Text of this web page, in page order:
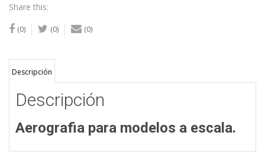
Share this:
(0) (0) (0)
Descripción
Descripción
Aerografia para modelos a escala.